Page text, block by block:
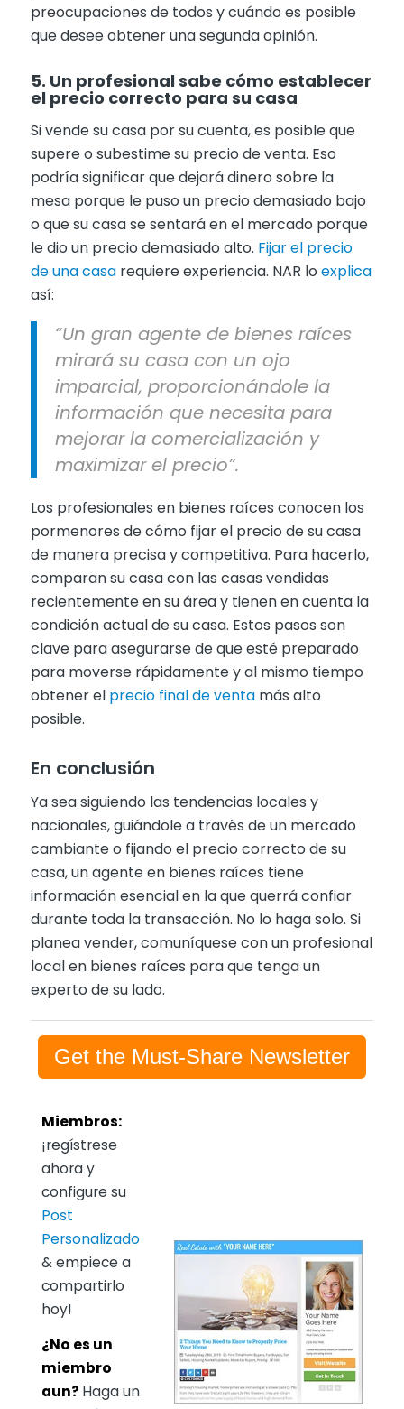
preocupaciones de todos y cuándo es posible
que desee obtener una segunda opinión.
5. Un profesional sabe cómo establecer
el precio correcto para su casa
Si vende su casa por su cuenta, es posible que
supere o subestime su precio de venta. Eso
podría significar que dejará dinero sobre la
mesa porque le puso un precio demasiado bajo
o que su casa se sentará en el mercado porque
le dio un precio demasiado alto. Fijar el precio
de una casarequiere experiencia. NAR lo explica
así:
“Un gran agente de bienes raíces
mirará su casa con un ojo
imparcial, proporcionándole la
información que necesita para
mejorar la comercialización y
maximizar el precio”.
Los profesionales en bienes raíces conocen los
pormenores de cómo fijar el precio de su casa
de manera precisa y competitiva. Para hacerlo,
comparan su casa con las casas vendidas
recientemente en su área y tienen en cuenta la
condición actual de su casa. Estos pasos son
clave para asegurarse de que esté preparado
para moverse rápidamente y al mismo tiempo
obtener el precio final de ventamás alto
posible.
En conclusión
Ya sea siguiendo las tendencias locales y
nacionales, guiándole a través de un mercado
cambiante o fijando el precio correcto de su
casa, un agente en bienes raíces tiene
información esencial en la que querrá confiar
durante toda la transacción. No lo haga solo. Si
planea vender, comuníquese con un profesional
local en bienes raíces para que tenga un
experto de su lado.
Get the Must-Share Newsletter
Miembros:
¡regístrese
ahora y
configure su
Post
Personalizado
& empiece a
compartirlo
hoy!
¿No es un
miembro
aun? Haga un